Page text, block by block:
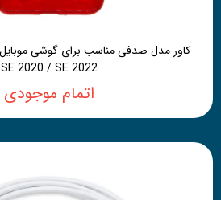
SE 2020 / SE 2022
اتمام موجودی